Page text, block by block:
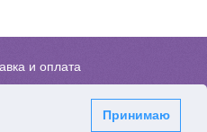
и оплата
Принимаю